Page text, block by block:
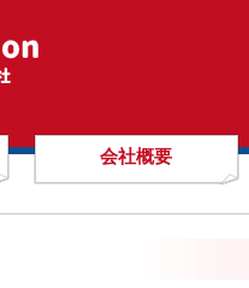
会社概要